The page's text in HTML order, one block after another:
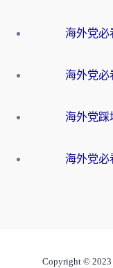
Copyright © 2023